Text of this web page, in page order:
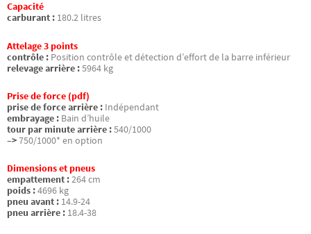
Capacité
carburant : 180.2 litres
Attelage 3 points
contrôle : Position contrôle et détection d’effort de la barre inférieur
relevage arrière :5964 kg
Prise de force (pdf)
prise de force arrière : Indépendant
embrayage : Bain d’huile
tour par minute arrière :540/1000
–>750/1000* en option
Dimensions et pneus
empattement :264 cm
poids :4696 kg
pneu avant : 14.9-24
pneu arrière : 18.4-38